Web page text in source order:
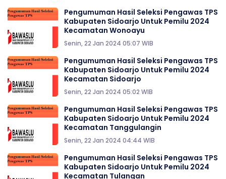
Pengumuman Hasil Seleksi Pengawas TPS
Kabupaten Sidoarjo Untuk Pemilu 2024
Kecamatan Wonoayu
Senin, 22 Jan 2024 05:07 WIB
Pengumuman Hasil Seleksi Pengawas TPS
Kabupaten Sidoarjo Untuk Pemilu 2024
Kecamatan Sidoarjo
Senin, 22 Jan 2024 05:02 WIB
Pengumuman Hasil Seleksi Pengawas TPS
Kabupaten Sidoarjo Untuk Pemilu 2024
Kecamatan Tanggulangin
Senin, 22 Jan 2024 04:44 WIB
Pengumuman Hasil Seleksi Pengawas TPS
Kabupaten Sidoarjo Untuk Pemilu 2024
Kecamatan Tulangan